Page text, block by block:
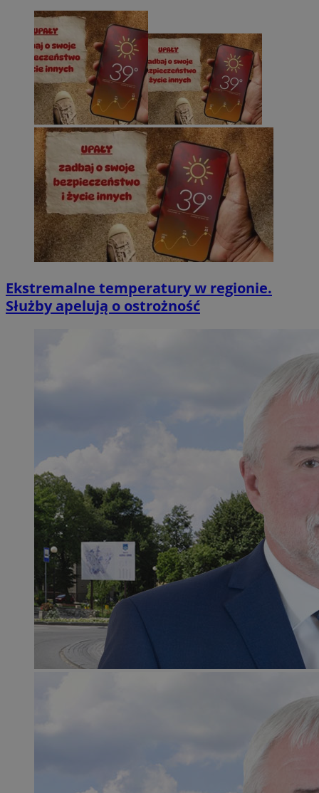
Ekstremalne temperatury w regionie.
Służby apelują o ostrożność